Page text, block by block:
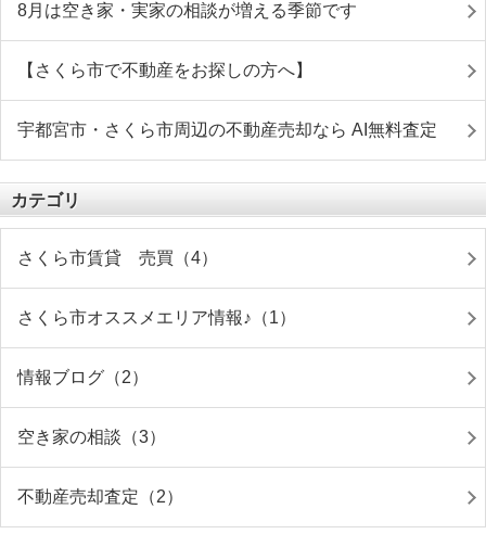
8月は空き家・実家の相談が増える季節です
【さくら市で不動産をお探しの方へ】
宇都宮市・さくら市周辺の不動産売却なら AI無料査定
カテゴリ
さくら市賃貸 売買（4）
さくら市オススメエリア情報♪（1）
情報ブログ（2）
空き家の相談（3）
不動産売却査定（2）